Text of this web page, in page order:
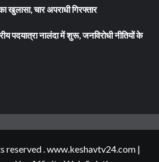
चार अपराधी गिरफ्तार
पदयात्रा नालंदा में शुरू, जनविरोधी नीतियों के
. www.keshavtv24.com |